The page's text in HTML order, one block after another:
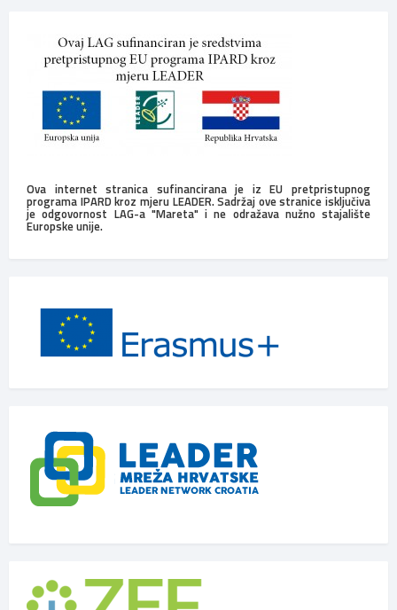
Ova internet stranica sufinancirana je iz EU pretpristupnog
programa IPARD kroz mjeru LEADER. Sadržaj ove stranice isključiva
je odgovornost LAG-a "Mareta" i ne odražava nužno stajalište
Europske unije.